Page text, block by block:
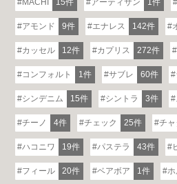
アモンド 9件 エナレス 142件
カッセル 12件 カプリス 272件
コンフォルト 1件 サブレ 60件
シンデニム 15件 シントラ 3件
チーノ 4件 チェック 25件 チ
ハコニワ 19件 パステラ 43件
フィール 20件 ベアボア 1件